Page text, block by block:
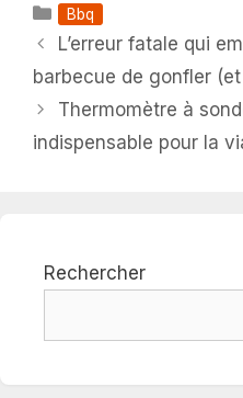
Catégories
Bbq
L’erreur fatale qui
barbecue de gonfler
Thermomètre à
indispensable pour la
Rechercher